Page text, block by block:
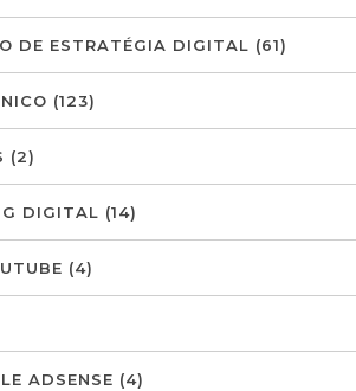
DE ESTRATÉGIA DIGITAL (61)
(123)
(2)
DIGITAL (14)
(4)
ADSENSE (4)